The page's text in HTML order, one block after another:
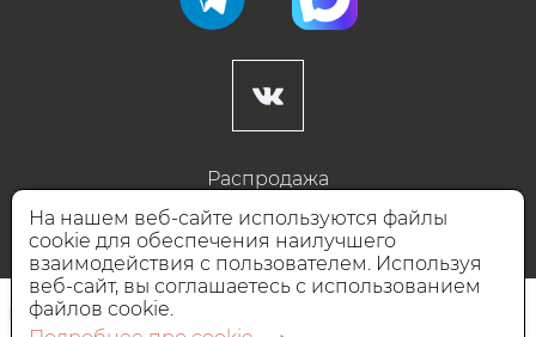
Распродажа
Готовые дизайны
Дизайнерам
НАШИ ПАРТНЁРЫ
На нашем веб-сайте используются файлы
cookie для обеспечения наилучшего
взаимодействия с пользователем. Используя
веб-сайт, вы соглашаетесь с использованием
файлов cookie.